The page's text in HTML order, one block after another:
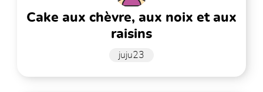
cake aux chèvre, aux noix et aux
raisins
juju23